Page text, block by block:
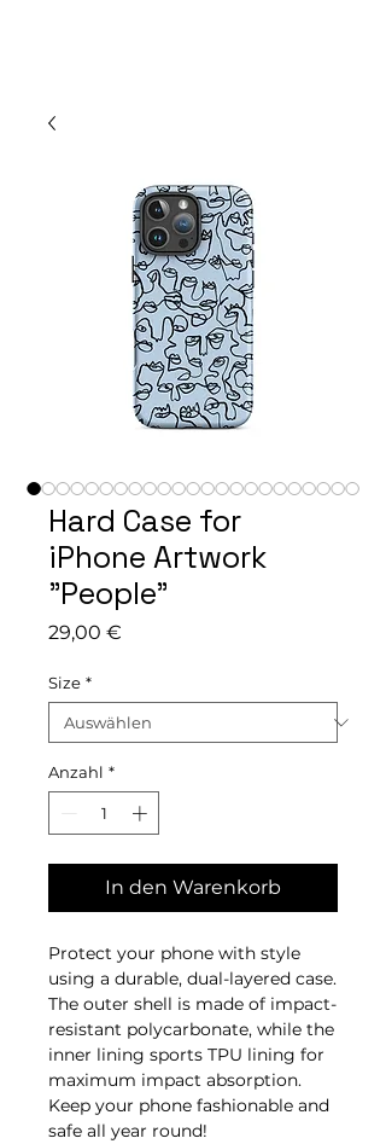
Hard Case for
iPhone Artwork
"People"
29,00 €
Size *
Anzahl *
In den Warenkorb
Protect your phone with style
using a durable, dual-layered case.
The outer shell is made of impact-
resistant polycarbonate, while the
inner lining sports TPU lining for
maximum impact absorption.
Keep your phone fashionable and
safe all year round!